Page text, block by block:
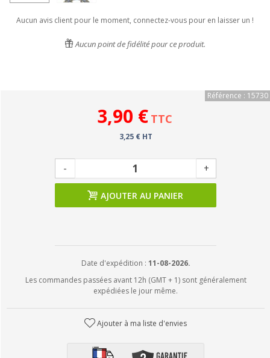
Aucun avis client pour le moment, connectez-vous pour en laisser un !
Aucun point de fidélité pour ce produit.
Référence : 15730
3,90 € TTC
3,25 € HT
- +
AJOUTER AU PANIER
Date d'expédition : 11-08-2026.
Les commandes passées avant 12h (GMT + 1) sont généralement
expédiées le jour même.
Ajouter à ma liste d'envies